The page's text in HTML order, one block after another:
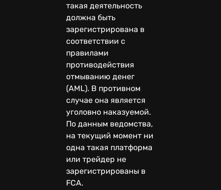
такая деятельность
должна быть
зарегистрирована в
соответствии с
правилами
противодействия
отмыванию денег
(AML). В противном
случае она является
уголовно наказуемой.
По данным ведомства,
на текущий момент ни
одна такая платформа
или трейдер не
зарегистрированы в
FCA.